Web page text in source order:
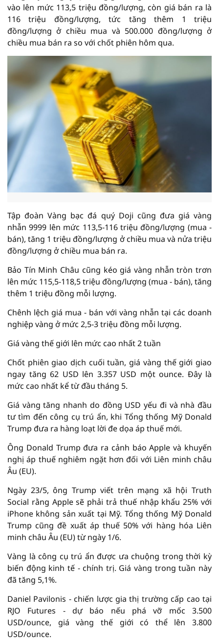
vào lên mức 113,5 triệu đồng/lượng, còn giá bán ra là
116 triệu đồng/lượng, tức tăng thêm 1 triệu
đồng/lượng ở chiều mua và 500.000 đồng/lượng ở
chiều mua bán ra so với chốt phiên hôm qua.
Tập đoàn Vàng bạc đá quý Doji cũng đưa giá vàng
nhẫn 9999 lên mức 113,5-116 triệu đồng/lượng (mua -
bán), tăng 1 triệu đồng/lượng ở chiều mua và nửa triệu
đồng/lượng ở chiều mua bán ra.
Bảo Tín Minh Châu cũng kéo giá vàng nhẫn tròn trơn
lên mức 115,5-118,5 triệu đồng/lượng (mua - bán), tăng
thêm 1 triệu đồng mỗi lượng.
Chênh lệch giá mua - bán với vàng nhẫn tại các doanh
nghiệp vàng ở mức 2,5-3 triệu đồng mỗi lượng.
Giá vàng thế giới lên mức cao nhất 2 tuần
Chốt phiên giao dịch cuối tuần, giá vàng thế giới giao
ngay tăng 62 USD lên 3.357 USD một ounce. Đây là
mức cao nhất kể từ đầu tháng 5.
Giá vàng tăng nhanh do đồng USD yếu đi và nhà đầu
tư tìm đến công cụ trú ẩn, khi Tổng thống Mỹ Donald
Trump đưa ra hàng loạt lời đe dọa áp thuế mới.
Ông Donald Trump đưa ra cảnh báo Apple và khuyến
nghị áp thuế nghiêm ngặt hơn đối với Liên minh châu
Âu (EU).
Ngày 23/5, ông Trump viết trên mạng xã hội Truth
Social rằng Apple sẽ phải trả thuế nhập khẩu 25% với
iPhone không sản xuất tại Mỹ. Tổng thống Mỹ Donald
Trump cũng đề xuất áp thuế 50% với hàng hóa Liên
minh châu Âu (EU) từ ngày 1/6.
Vàng là công cụ trú ẩn được ưa chuộng trong thời kỳ
biến động kinh tế - chính trị. Giá vàng trong tuần này
đã tăng 5,1%.
Daniel Pavilonis - chiến lược gia thị trường cấp cao tại
RJO Futures - dự báo nếu phá vỡ mốc 3.500
USD/ounce, giá vàng thế giới có thể lên 3.800
USD/ounce.